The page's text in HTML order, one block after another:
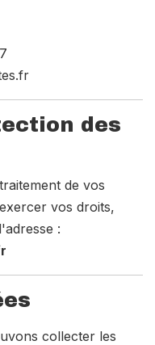
des
de vos
vos droits,
:
collecter les